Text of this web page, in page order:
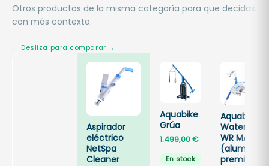
Otros productos de la misma categoría para que decidas
con más contexto.
Aspirador
eléctrico
NetSpa
Cleaner
Aquabike
Grúa
1.499,00€
En stock
Aquabike
Waterflex
WR MAX
(aluminio
premium)